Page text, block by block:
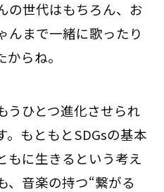
の世代はもちろん、お
んまで一緒に歌ったり
らね。
うひとつ進化させられ
。もともとSDGsの基本
もに生きるという考え
、音楽の持つ“繋がる